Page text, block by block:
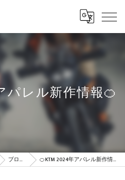
パレル新作情報🍊
ブログ 🍊KTM 2024年アパレル新作情報🍊